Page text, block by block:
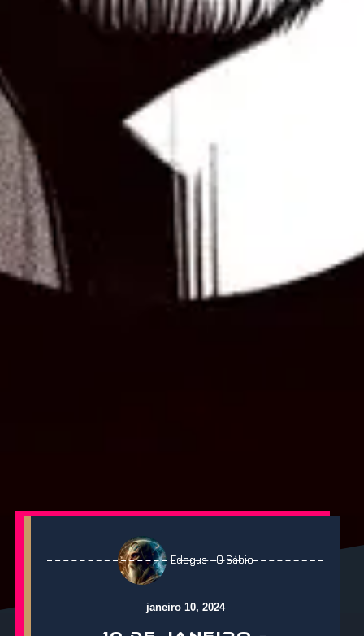
Edegus - O Sábio
janeiro 10, 2024